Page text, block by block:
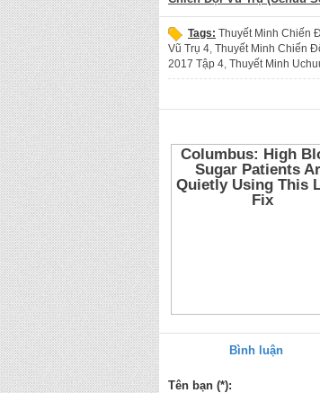
Tags: Thuyết Minh Chiến
Vũ Trụ 4, Thuyết Minh Chiến
2017 Tập 4, Thuyết Minh
Uchuu Sentai Kyuranger 2017 ,
vũ trụ,Chiến Đội Vũ Trụ 2017
2017,Thuyet Minh Chien Doi
Kyuranger Tap 4,Thuyet Minh
Uchuu Sentai Kyuranger
,
Chien Doi Vu Tru
Bình luận
Tên bạn (*):